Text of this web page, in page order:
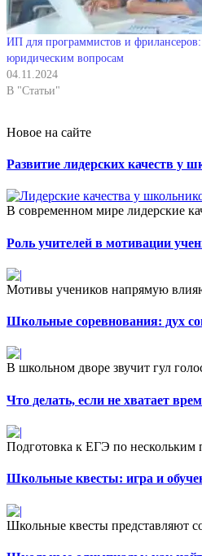
ИП для программистов и
юридическим вопросам
04.11.2024
В "Статьи"
Новое на сайте
Развитие лидерских качеств у
В современном мире лидерские
Роль учителей в мотивации
Мотивы учеников напрямую
Школьные соревнования: дух
В школьном дворе звучит гул
Что делать, если не хватает
Подготовка к ЕГЭ по нескольким
Школьные квесты: игра и
Школьные квесты представляют